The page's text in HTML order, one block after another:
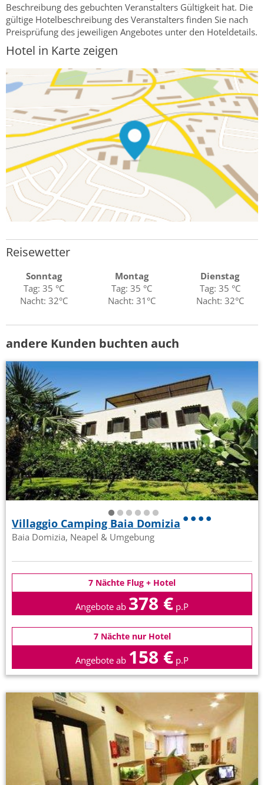
Beschreibung des gebuchten Veranstalters Gültigkeit hat. Die
gültige Hotelbeschreibung des Veranstalters finden Sie nach
Preisprüfung des jeweiligen Angebotes unter den Hoteldetails.
Hotel in Karte zeigen
Reisewetter
Sonntag
Tag: 35 °C
Nacht: 32°C
Montag
Tag: 35 °C
Nacht: 31°C
Dienstag
Tag: 35 °C
Nacht: 32°C
andere Kunden buchten auch
Villaggio Camping Baia Domizia
Baia Domizia, Neapel & Umgebung
7 Nächte Flug + Hotel
Angebote ab 378 € p.P
7 Nächte nur Hotel
Angebote ab 158 € p.P